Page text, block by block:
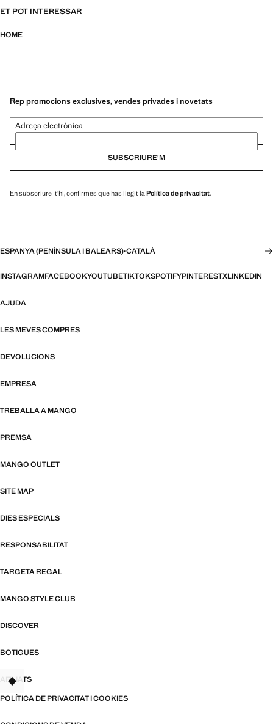
ET POT INTERESSAR
HOME
Rep promocions exclusives, vendes privades i novetats
Adreça electrònica
SUBSCRIURE'M
En subscriure-t'hi, confirmes que has llegit la Política de privacitat.
ESPANYA (PENÍNSULA I BALEARS)·CATALÀ
INSTAGRAMFACEBOOKYOUTUBETIKTOKSPOTIFYPINTERESTXLINKEDIN
AJUDA
LES MEVES COMPRES
DEVOLUCIONS
EMPRESA
TREBALLA A MANGO
PREMSA
MANGO OUTLET
SITE MAP
DIES ESPECIALS
RESPONSABILITAT
TARGETA REGAL
MANGO STYLE CLUB
DISCOVER
BOTIGUES
AFILIATS
POLÍTICA DE PRIVACITAT I COOKIES